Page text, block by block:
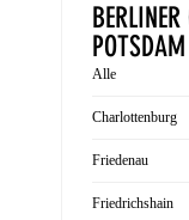
POTSDAM
Alle
Charlottenburg
Friedenau
Friedrichshain